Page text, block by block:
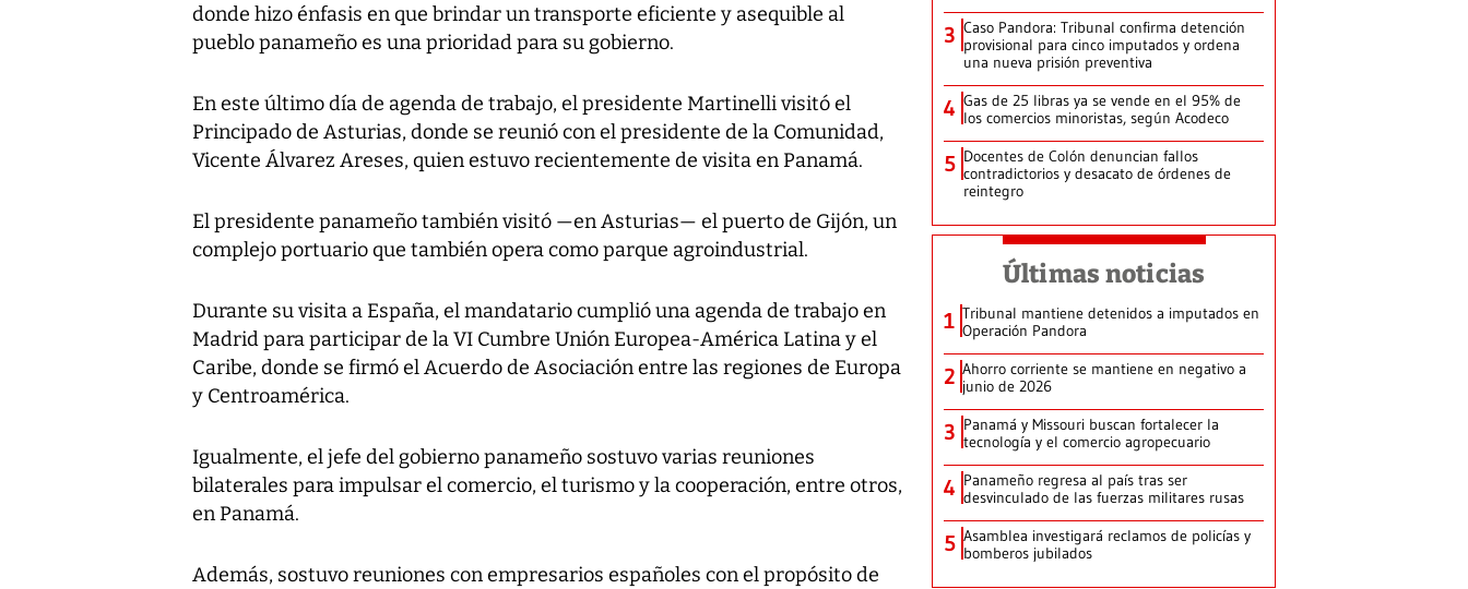
donde hizo énfasis en que brindar un transporte eficiente y asequible al
pueblo panameño es una prioridad para su gobierno.
En este último día de agenda de trabajo, el presidente Martinelli visitó el
Principado de Asturias, donde se reunió con el presidente de la Comunidad,
Vicente Álvarez Areses, quien estuvo recientemente de visita en Panamá.
El presidente panameño también visitó —en Asturias— el puerto de Gijón, un
complejo portuario que también opera como parque agroindustrial.
Durante su visita a España, el mandatario cumplió una agenda de trabajo en
Madrid para participar de la VI Cumbre Unión Europea-América Latina y el
Caribe, donde se firmó el Acuerdo de Asociación entre las regiones de Europa
y Centroamérica.
Igualmente, el jefe del gobierno panameño sostuvo varias reuniones
bilaterales para impulsar el comercio, el turismo y la cooperación, entre otros,
en Panamá.
Además, sostuvo reuniones con empresarios españoles con el propósito de
3 Caso Pandora: Tribunal confirma detención
provisional para cinco imputados y ordena
una nueva prisión preventiva
4 Gas de 25 libras ya se vende en el 95% de
los comercios minoristas, según Acodeco
5 Docentes de Colón denuncian fallos
contradictorios y desacato de órdenes de
reintegro
Últimas noticias
1 Tribunal mantiene detenidos a imputados en
Operación Pandora
2 Ahorro corriente se mantiene en negativo a
junio de 2026
3 Panamá y Missouri buscan fortalecer la
tecnología y el comercio agropecuario
4 Panameño regresa al país tras ser
desvinculado de las fuerzas militares rusas
5 Asamblea investigará reclamos de policías y
bomberos jubilados